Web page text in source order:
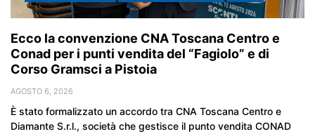
Ecco la convenzione CNA Toscana Centro e
Conad per i punti vendita del “Fagiolo” e di
Corso Gramsci a Pistoia
AGOSTO 6, 2026
È stato formalizzato un accordo tra CNA Toscana Centro e
Diamante S.r.l., società che gestisce il punto vendita CONAD